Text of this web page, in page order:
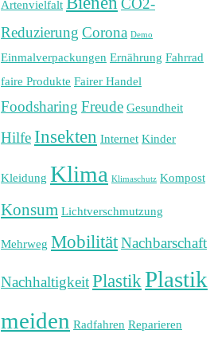
Artenvielfalt
CO2-
Reduzierung Corona Demo
Einmalverpackungen Ernährung Fahrrad
faire Produkte Fairer Handel
Foodsharing Freude Gesundheit
Hilfe Insekten Internet Kinder
Kleidung Klima Klimaschutz Kompost
Konsum Lichtverschmutzung
Mehrweg MobilitätNachbarschaft
NachhaltigkeitPlastikPlastik
meiden Radfahren Reparieren